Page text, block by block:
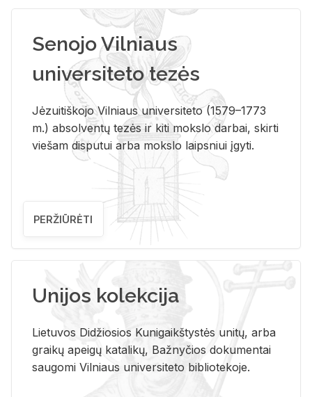
Senojo Vilniaus
universiteto tezės
Jėzuitiškojo Vilniaus universiteto (1579–1773
m.) absolventų tezės ir kiti mokslo darbai, skirti
viešam disputui arba mokslo laipsniui įgyti.
PERŽIŪRĖTI
Unijos kolekcija
Lietuvos Didžiosios Kunigaikštystės unitų, arba
graikų apeigų katalikų, Bažnyčios dokumentai
saugomi Vilniaus universiteto bibliotekoje.